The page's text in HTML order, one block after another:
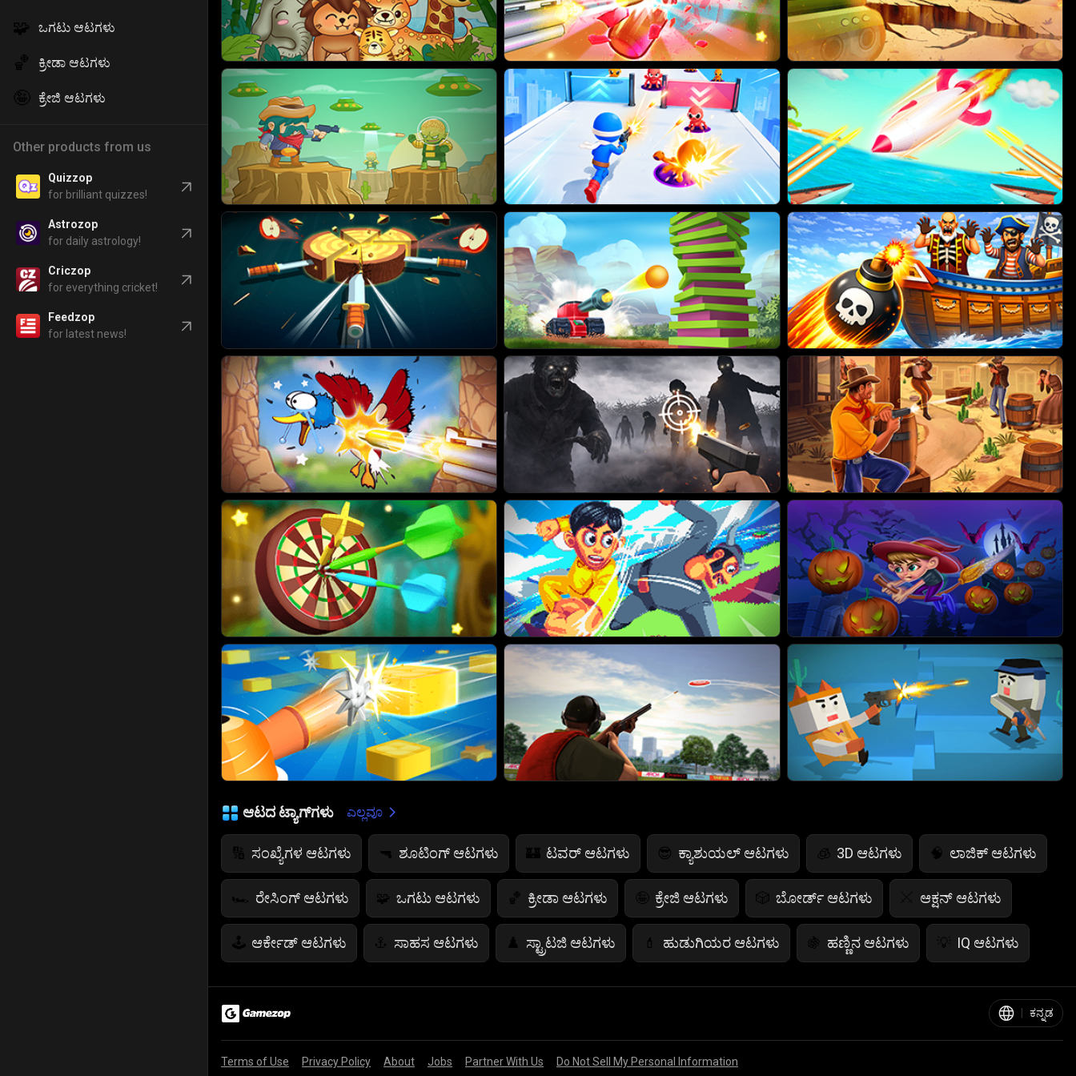
🧩
ಒಗಟು ಆಟಗಳು
🏀 ಕ್ರೀಡಾ ಆಟಗಳು
🤪 ಕ್ರೇಜಿ ಆಟಗಳು
Other products from us
Quizzop
for brilliant quizzes!
Astrozop
for daily astrology!
Criczop
for everything cricket!
Feedzop
for latest news!
ಆಟದ ಟ್ಯಾಗ್‌ಗಳು ಎಲ್ಲವೂ
🔢 ಸಂಖ್ಯೆಗಳ ಆಟಗಳು 🔫 ಶೂಟಿಂಗ್ ಆಟಗಳು 🏰 ಟವರ್ ಆಟಗಳು 😎 ಕ್ಯಾಶುಯಲ್ ಆಟಗಳು 🧊 3D ಆಟಗಳು 🧠 ಲಾಜಿಕ್ ಆಟಗಳು
🏎️ ರೇಸಿಂಗ್ ಆಟಗಳು 🧩 ಒಗಟು ಆಟಗಳು 🏀 ಕ್ರೀಡಾ ಆಟಗಳು 🤪 ಕ್ರೇಜಿ ಆಟಗಳು 🎲 ಬೋರ್ಡ್ ಆಟಗಳು ⚔️ ಆಕ್ಷನ್ ಆಟಗಳು
🕹️ ಆರ್ಕೇಡ್ ಆಟಗಳು ⚓ ಸಾಹಸ ಆಟಗಳು ♟️ ಸ್ಟ್ರಾಟಜಿ ಆಟಗಳು 💄 ಹುಡುಗಿಯರ ಆಟಗಳು 🍇 ಹಣ್ಣಿನ ಆಟಗಳು 💡 IQ ಆಟಗಳು
🌱 ಜೀವನ ಸಿಮ್ಯುಲೇಶನ್ ಆಟಗಳು 🤸 ಜಂಪ್ ಗೇಮ್‌ಗಳು 🎨 ಬಣ್ಣದ ಆಟಗಳು 👻 ಭಯಾನಕ ಆಟಗಳು ♠️ ಕಾರ್ಡ್ ಆಟಗಳು
ಸಾಕರ್ ಆಟಗಳು
ಕನ್ನಡ
Terms of Use Privacy Policy About Jobs Partner With Us Do Not Sell My Personal Information